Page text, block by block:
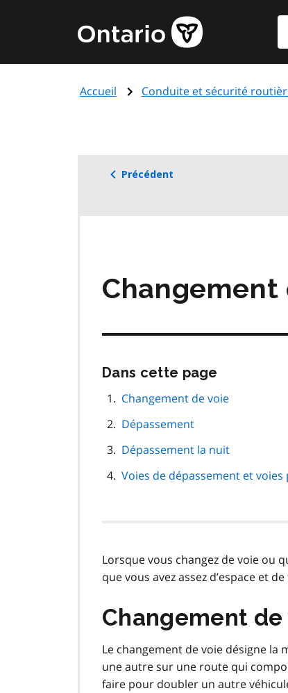
principal
Page
d'accueil
de
Accueil Conduite et sécurité
Précédent
Dans cette page
navigation
Changement de voie
Dépassement
Dépassement la nuit
Voies de dépassement et
Lorsque vous changez de voie ou
que vous avez assez d’espace et
Changement de
Le changement de voie désigne
une autre sur une route qui
faire pour doubler un autre